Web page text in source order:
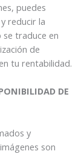
puedes
reducir la
se traduce en
de
tu rentabilidad.
DE
y
son